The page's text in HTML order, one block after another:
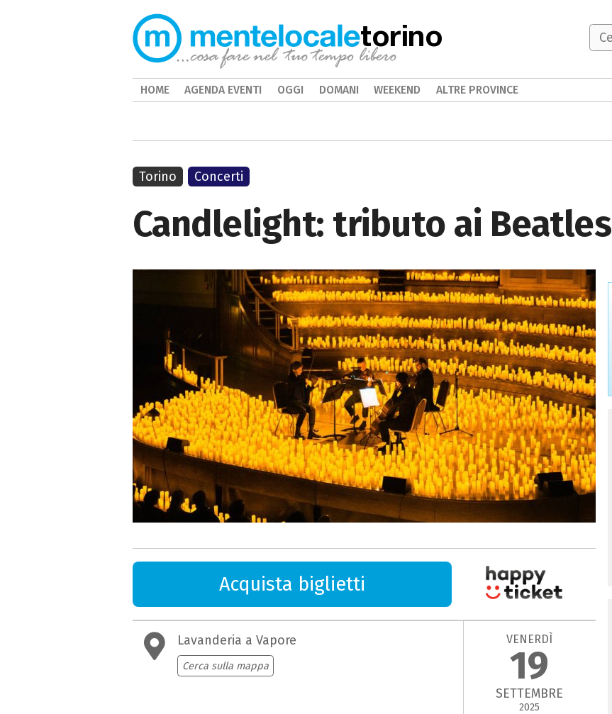
Candlelight: tributo ai Beatles
Acquista biglietti
Lavanderia a Vapore
Cerca sulla mappa
VENERDÌ
19
SETTEMBRE
2025
Torino Concerti
torino
HOME AGENDA EVENTI OGGI DOMANI WEEKEND ALTRE PROVINCE